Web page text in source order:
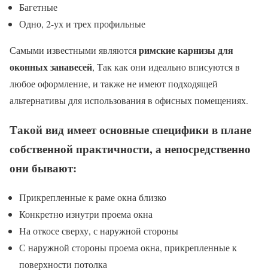
Багетные
Одно, 2-ух и трех профильные
Самыми известными являютсяримские карнизы для
оконных занавесей, Так как они идеально вписуются в
любое оформление, и также не имеют подходящей
альтернативы для использования в офисных помещениях.
Такой вид имеет основные специфики в плане
собственной практичности, а непосредственно
они бывают:
Прикрепленные к раме окна близко
Конкретно изнутри проема окна
На откосе сверху, с наружной стороны
С наружной стороны проема окна, прикрепленные к
поверхности потолка